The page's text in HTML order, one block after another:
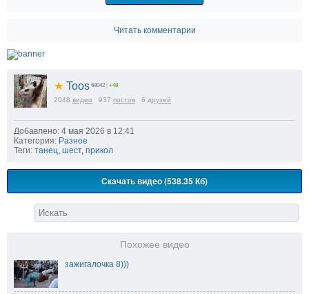
Читать комментарии
★ Toos 68042 | +48
2048 видео 937 постов 6 друзей
Добавлено: 4 мая 2026 в 12:41
Категория: Разное
Теги: танец шест, прикол
Скачать видео (538.35 Кб)
Похожее видео
зажигалочка 8)))